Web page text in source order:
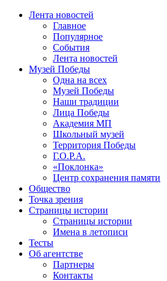
Лента новостей
Главное
Популярное
События
Лента новостей
Музей Победы
Одна на всех
Музей Победы
Наши традиции
Лица Победы
Академия МП
Школьный музей
Территория Победы
Г.О.Р.А.
«Поклонка»
Центр сохранения памяти
Общество
Точка зрения
Страницы истории
Страницы истории
Имена в летописи
Тесты
Об агентстве
Партнеры
Контакты